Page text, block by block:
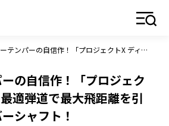
トゥルーテンパーの自信作！「プロジェクトX ディナリ」最適弾道で最大飛距離を引き出すドライバーシャフト！
の自信作！「プロジェク
適弾道で最大飛距離を引
シャフト！